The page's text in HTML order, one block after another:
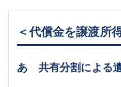
＜代償金を譲渡所
あ 共有分割による